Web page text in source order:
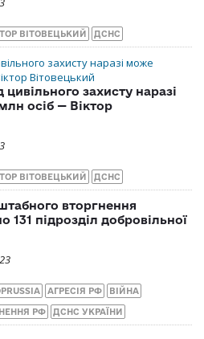
ВІТОВЕЦЬКИЙ ДСНС
захисту наразі
осіб — Віктор
ВІТОВЕЦЬКИЙ ДСНС
вторгнення
131 підрозділ добровільної
АГРЕСІЯ РФ ВІЙНА
РФ ДСНС УКРАЇНИ